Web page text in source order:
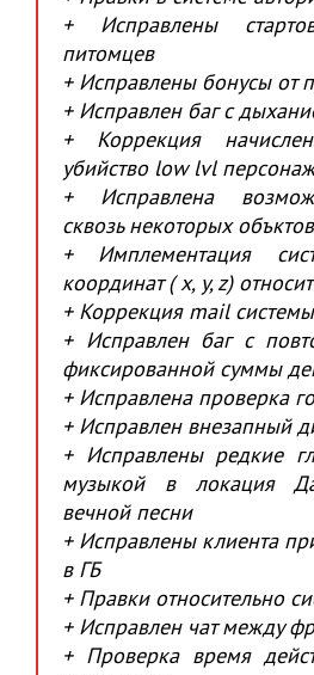
+ Исправлены
питомцев
+ Исправлены бонусы от
+ Исправлен баг с
+ Коррекция
убийство low lvl
+ Исправлена
сквозь некоторых объктов
+ Имплементация
координат ( x, y, z)
+ Коррекция mail
+ Исправлен баг с
фиксированной суммы
+ Исправлена проверка
+ Исправлен внезапный
+ Исправлены редкие
музыкой в локация
вечной песни
+ Исправлены клиента
в ГБ
+ Правки относительно
+ Исправлен чат между
+ Проверка время